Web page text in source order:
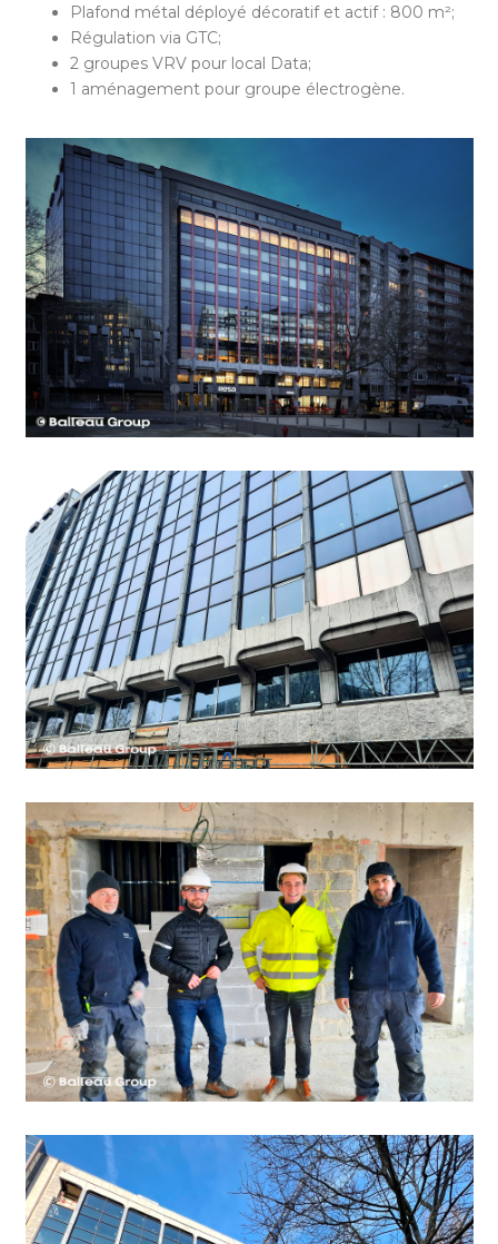
Plafond métal déployé décoratif et actif : 800 m²;
Régulation via GTC;
2 groupes VRV pour local Data;
1 aménagement pour groupe électrogène.